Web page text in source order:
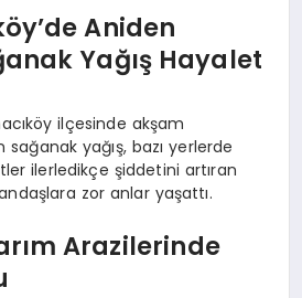
Aniden
Yağış Hayalet
ilçesinde akşam
yağış, bazı yerlerde
ilerledikçe şiddetini artıran
zor anlar yaşattı.
Arazilerinde